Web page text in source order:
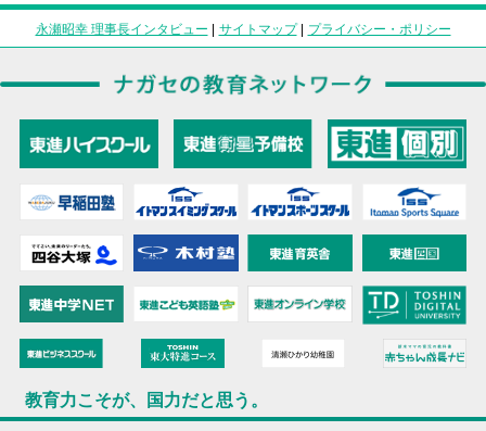
永瀬昭幸 理事長インタビュー | サイトマップ| プライバシー・ポリシー
教育力こそが、国力だと思う。